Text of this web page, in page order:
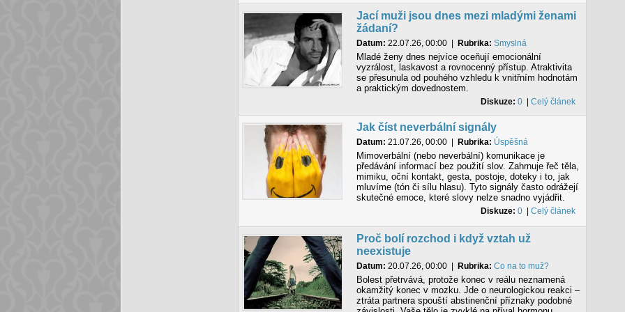
Jací muži jsou dnes mezi mladými ženami
žádaní?
Datum: 22.07.26, 00:00| Rubrika: Smyslná
Mladé ženy dnes nejvíce oceňují emocionální
vyzrálost, laskavost a rovnocenný přístup. Atraktivita
se přesunula od pouhého vzhledu k vnitřním hodnotám
a praktickým dovednostem.
Celý článek
Diskuze: 0|
Jak číst neverbální signály
Datum: 21.07.26, 00:00| Rubrika: Úspěšná
Mimoverbální (nebo neverbální) komunikace je
předávání informací bez použití slov. Zahrnuje řeč těla,
mimiku, oční kontakt, gesta, postoje, doteky i to, jak
mluvíme (tón či sílu hlasu). Tyto signály často odrážejí
skutečné emoce, které slovy nelze snadno vyjádřit.
Celý článek
Diskuze: 0|
Proč bolí rozchod i když vztah už
neexistuje
Datum: 20.07.26, 00:00| Rubrika: Co na to muž?
Bolest přetrvává, protože konec v reálu neznamená
okamžitý konec v mozku. Jde o neurologickou reakci –
ztráta partnera spouští abstinenční příznaky podobné